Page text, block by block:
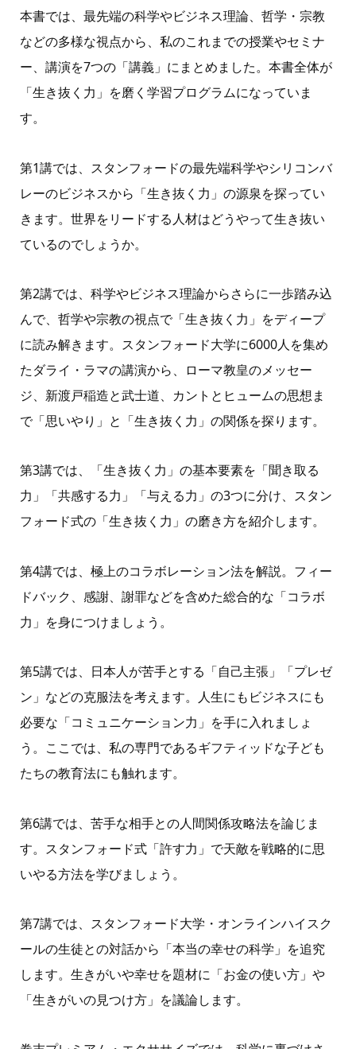
本書では、最先端の科学やビジネス理論、哲学・宗教
などの多様な視点から、私のこれまでの授業やセミナ
ー、講演を7つの「講義」にまとめました。本書全体が
「生き抜く力」を磨く学習プログラムになっていま
す。
第1講では、スタンフォードの最先端科学やシリコンバ
レーのビジネスから「生き抜く力」の源泉を探ってい
きます。世界をリードする人材はどうやって生き抜い
ているのでしょうか。
第2講では、科学やビジネス理論からさらに一歩踏み込
んで、哲学や宗教の視点で「生き抜く力」をディープ
に読み解きます。スタンフォード大学に6000人を集め
たダライ・ラマの講演から、ローマ教皇のメッセー
ジ、新渡戸稲造と武士道、カントとヒュームの思想ま
で「思いやり」と「生き抜く力」の関係を探ります。
第3講では、「生き抜く力」の基本要素を「聞き取る
力」「共感する力」「与える力」の3つに分け、スタン
フォード式の「生き抜く力」の磨き方を紹介します。
第4講では、極上のコラボレーション法を解説。フィー
ドバック、感謝、謝罪などを含めた総合的な「コラボ
力」を身につけましょう。
第5講では、日本人が苦手とする「自己主張」「プレゼ
ン」などの克服法を考えます。人生にもビジネスにも
必要な「コミュニケーション力」を手に入れましょ
う。ここでは、私の専門であるギフティッドな子ども
たちの教育法にも触れます。
第6講では、苦手な相手との人間関係攻略法を論じま
す。スタンフォード式「許す力」で天敵を戦略的に思
いやる方法を学びましょう。
第7講では、スタンフォード大学・オンラインハイスク
ールの生徒との対話から「本当の幸せの科学」を追究
します。生きがいや幸せを題材に「お金の使い方」や
「生きがいの見つけ方」を議論します。